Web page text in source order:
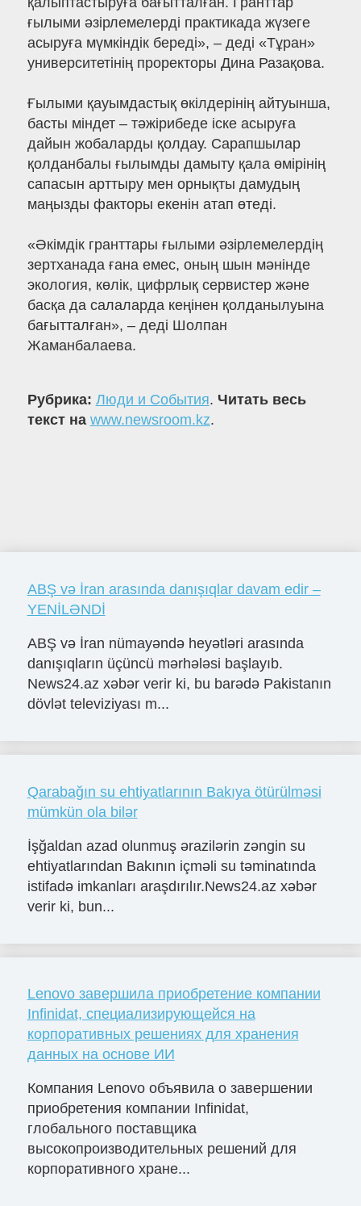
ғылыми әзірлемелерді практикада жүзеге
асыруға мүмкіндік береді», – деді «Тұран»
университетінің проректоры Дина Разақова.
Ғылыми қауымдастық өкілдерінің айтуынша,
басты міндет – тәжірибеде іске асыруға
дайын жобаларды қолдау. Сарапшылар
қолданбалы ғылымды дамыту қала өмірінің
сапасын арттыру мен орнықты дамудың
маңызды факторы екенін атап өтеді.
«Әкімдік гранттары ғылыми әзірлемелердің
зертханада ғана емес, оның шын мәнінде
экология, көлік, цифрлық сервистер және
басқа да салаларда кеңінен қолданылуына
бағытталған», – деді Шолпан
Жаманбалаева.
Рубрика: Люди и События. Читать весь
текст на www.newsroom.kz.
ABŞ və İran arasında danışıqlar davam edir –
YENİLƏNDİ
ABŞ və İran nümayəndə heyətləri arasında
danışıqların üçüncü mərhələsi başlayıb.
News24.az xəbər verir ki, bu barədə Pakistanın
dövlət televiziyası m...
Qarabağın su ehtiyatlarının Bakıya ötürülməsi
mümkün ola bilər
İşğaldan azad olunmuş ərazilərin zəngin su
ehtiyatlarından Bakının içməli su təminatında
istifadə imkanları araşdırılır.News24.az xəbər
verir ki, bun...
Lenovo завершила приобретение компании
Infinidat, специализирующейся на
корпоративных решениях для хранения
данных на основе ИИ
Компания Lenovo объявила о завершении
приобретения компании Infinidat,
глобального поставщика
высокопроизводительных решений для
корпоративного хране...